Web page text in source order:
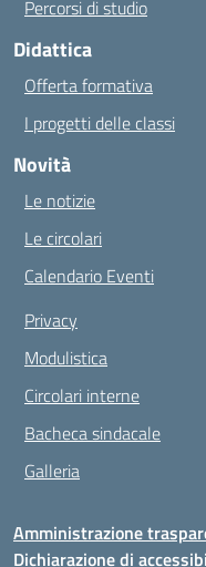
Percorsi di studio
Didattica
Offerta formativa
I progetti delle classi
Novità
Le notizie
Le circolari
Calendario Eventi
Privacy
Modulistica
Circolari interne
Bacheca sindacale
Galleria
Amministrazione
Dichiarazione di